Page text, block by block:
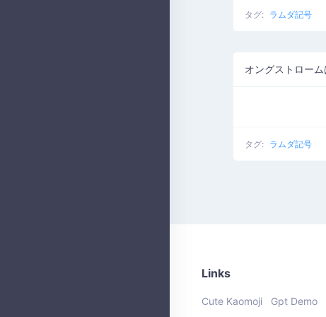
タグ: ラムダ記号
タグ: ラムダ記号
Links
Cute Kaomoji Gpt Demo